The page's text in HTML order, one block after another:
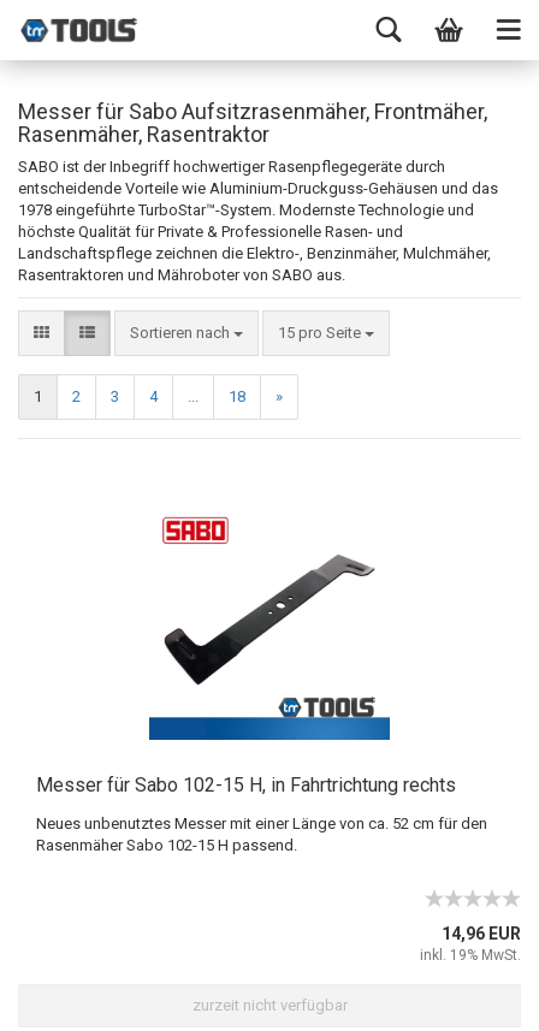
Messer für Sabo Aufsitzrasenmäher, Frontmäher,
Rasenmäher, Rasentraktor
SABO ist der Inbegriff hochwertiger Rasenpflegegeräte durch
entscheidende Vorteile wie Aluminium-Druckguss-Gehäusen und das
1978 eingeführte TurboStar™-System. Modernste Technologie und
höchste Qualität für Private & Professionelle Rasen- und
Landschaftspflege zeichnen die Elektro-, Benzinmäher, Mulchmäher,
Rasentraktoren und Mähroboter von SABO aus.
Sortieren nach 15 pro Seite
1 2 3 4 ... 18 »
Messer für Sabo 102-15 H, in Fahrtrichtung rechts
Neues unbenutztes Messer mit einer Länge von ca. 52 cm für den
Rasenmäher Sabo 102-15 H passend.
14,96 EUR
inkl. 19% MwSt.
zurzeit nicht verfügbar